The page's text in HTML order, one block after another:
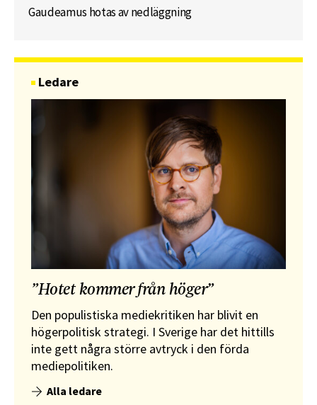
Gaudeamus hotas av nedläggning
Ledare
”Hotet kommer från höger”
Den populistiska mediekritiken har blivit en
högerpolitisk strategi. I Sverige har det hittills
inte gett några större avtryck i den förda
mediepolitiken.
Alla ledare